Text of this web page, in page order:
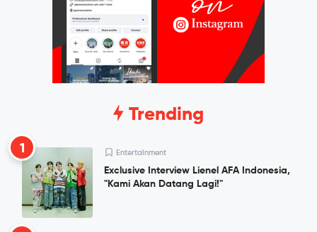
Trending
1 Entertainment
Exclusive Interview Lienel AFA Indonesia,
"Kami Akan Datang Lagi!"